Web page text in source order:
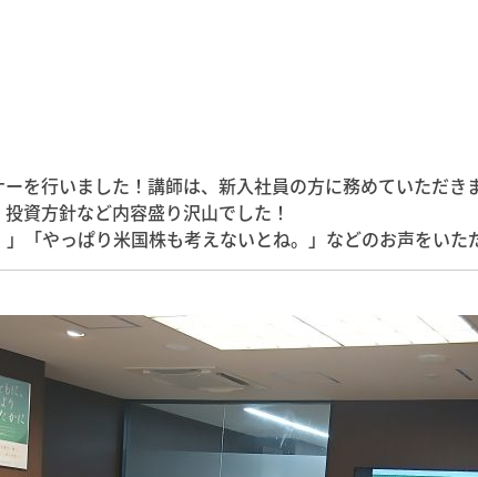
を行いました！講師は、新入社員の方に務めていただき
資方針など内容盛り沢山でした！
「やっぱり米国株も考えないとね。」などのお声をいた